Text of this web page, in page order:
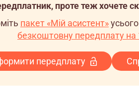
проте теж хочете
пакет «Мій асистент»
безкоштовну передплату на
передплату